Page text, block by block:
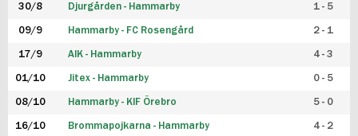
30/8 Djurgården - Hammarby 1 - 5
09/9 Hammarby - FC Rosengård 2 - 1
17/9 AIK - Hammarby 4 - 3
01/10 Jitex - Hammarby 0 - 5
08/10 Hammarby - KIF Örebro 5 - 0
16/10 Brommapojkarna - Hammarby 4 - 2